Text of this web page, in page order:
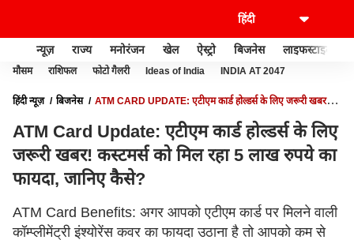
न्यूज़ राज्य मनोरंजन खेल ऐस्ट्रो बिजनेस लाइफस्टाइल
मौसम राशिफल फोटो गैलरी Ideas of India INDIA AT 2047
हिंदी न्यूज़ बिजनेस
ATM CARD UPDATE: एटीएम कार्ड होल्डर्स के लिए जरूरी खबर!
ATM Card Update: एटीएम कार्ड होल्डर्स के लिए
जरूरी खबर! कस्टमर्स को मिल रहा 5 लाख रुपये का
फायदा, जानिए कैसे?
ATM Card Benefits: अगर आपको एटीएम कार्ड पर मिलने वाली
कॉम्प्लीमेंट्री इंश्‍योरेंस कवर का फायदा उठाना है तो आपको कम से